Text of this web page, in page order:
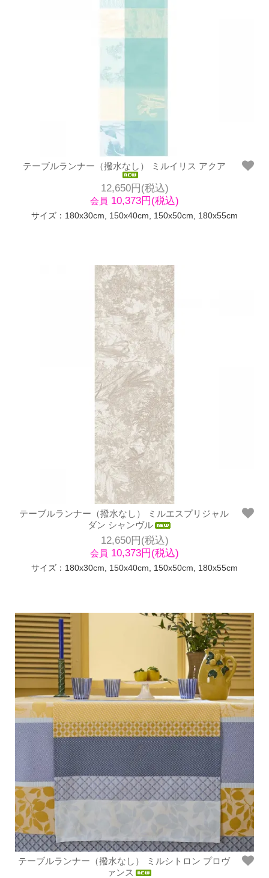
テーブルランナー（撥水なし） ミルイリス アクア
12,650円(税込)
会員 10,373円(税込)
サイズ：180x30cm, 150x40cm, 150x50cm, 180x55cm
テーブルランナー（撥水なし） ミルエスプリジャル
ダン シャンヴル
12,650円(税込)
会員 10,373円(税込)
サイズ：180x30cm, 150x40cm, 150x50cm, 180x55cm
テーブルランナー（撥水なし） ミルシトロン プロヴ
ァンス